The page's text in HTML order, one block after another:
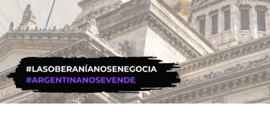
está en manos de capitales extranjeros. A diferencia de
otras provincias, donde la propiedad extranjera se
reparte entre varias nacionalidades, en Misiones existe
un claro predominio del chileno que controla
prácticamente ocho de cada diez hectáreas
extranjerizadas de la provincia.